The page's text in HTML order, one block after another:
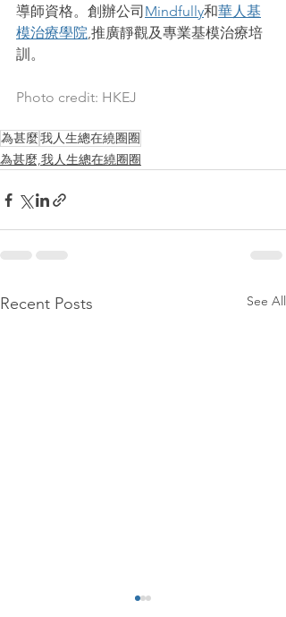
導師資格。創辦公司Mindfully和華人基
模治療學院,推廣靜觀及專業基模治療培
訓。
Photo credit: HKEJ
為甚麼我人生總在繞圈圈
為甚麼,我人生總在繞圈圈
Recent Posts See All